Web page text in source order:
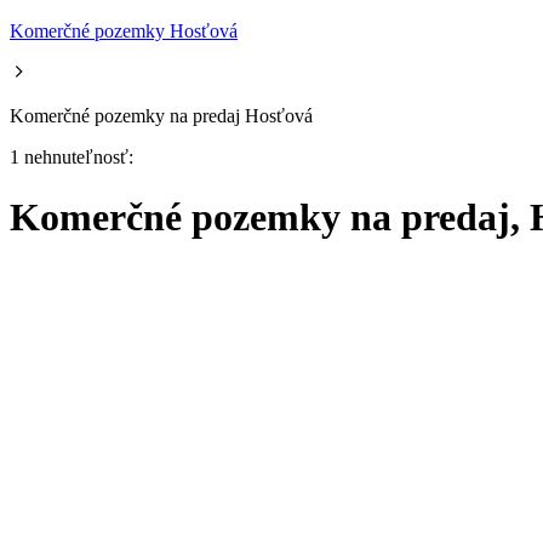
Komerčné pozemky Hosťová
Komerčné pozemky na predaj Hosťová
1 nehnuteľnosť:
Komerčné pozemky na predaj,